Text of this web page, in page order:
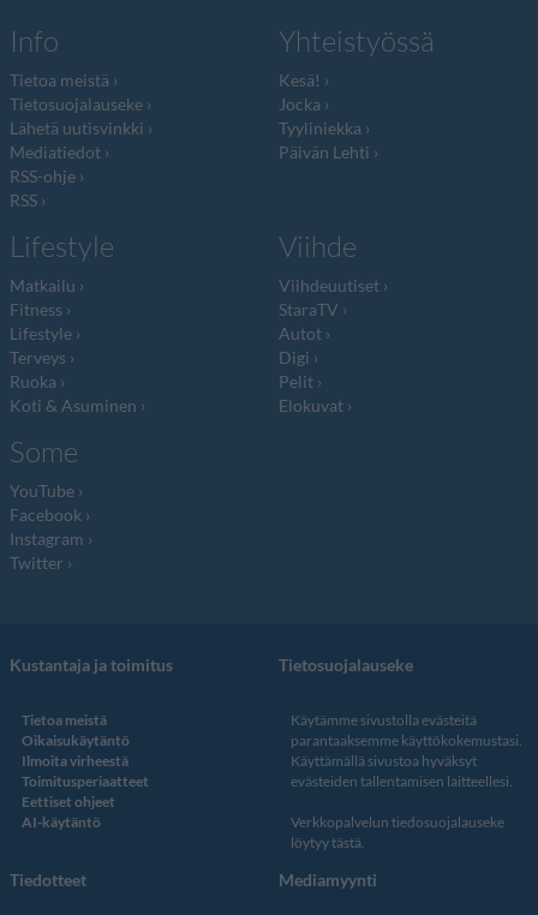
Info
Tietoa meistä
Tietosuojalauseke
Lähetä uutisvinkki
Mediatiedot
RSS-ohje
RSS
Yhteistyössä
Kesä!
Jocka
Tyyliniekka
Päivän Lehti
Lifestyle
Matkailu
Fitness
Lifestyle
Terveys
Ruoka
Koti & Asuminen
Viihde
Viihdeuutiset
StaraTV
Autot
Digi
Pelit
Elokuvat
Some
YouTube
Facebook
Instagram
Twitter
Kustantaja ja toimitus
Tietoa meistä
Oikaisukäytäntö
Ilmoita virheestä
Toimitusperiaatteet
Eettiset ohjeet
AI-käytäntö
Tietosuojalauseke
Käytämme sivustolla evästeitä
parantaaksemme käyttökokemustasi.
Käyttämällä sivustoa hyväksyt
evästeiden tallentamisen laitteellesi.
Verkkopalvelun tiedosuojalauseke
löytyy tästä
Tiedotteet Mediamyynti